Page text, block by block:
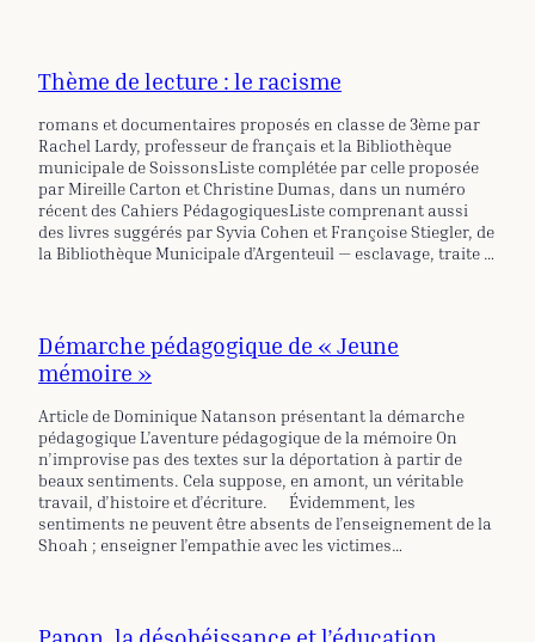
Thème de lecture : le racisme
romans et documentaires proposés en classe de 3ème par
Rachel Lardy, professeur de français et la Bibliothèque
municipale de SoissonsListe complétée par celle proposée
par Mireille Carton et Christine Dumas, dans un numéro
récent des Cahiers PédagogiquesListe comprenant aussi
des livres suggérés par Syvia Cohen et Françoise Stiegler, de
la Bibliothèque Municipale d’Argenteuil — esclavage, traite …
Démarche pédagogique de « Jeune
mémoire »
Article de Dominique Natanson présentant la démarche
pédagogique L’aventure pédagogique de la mémoire On
n’improvise pas des textes sur la déportation à partir de
beaux sentiments. Cela suppose, en amont, un véritable
travail, d’histoire et d’écriture. Évidemment, les
sentiments ne peuvent être absents de l’enseignement de la
Shoah ; enseigner l’empathie avec les victimes…